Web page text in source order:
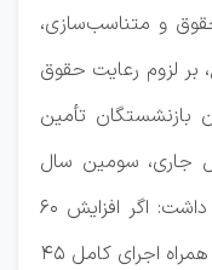
و متناسب‌سازی،
بر لزوم رعایت حقوق
بازنشستگان تأمین
جاری، سومین سال
اجرای طرح متناسب‌سازی است، ابراز داشت: اگر افزایش ۶۰
درصدی مصوب برای حداقل‌بگیران به همراه اجرای کامل ۴۵